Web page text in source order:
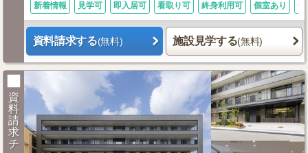
新着情報 見学可 即入居可 看取り可 終身利用可 個室あり 体
資料請求する(無料) 施設見学する(無料)
資
料
請
求
チ